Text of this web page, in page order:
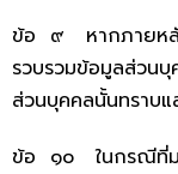
ข้อ ๙ หากภายหลัง
รวบรวมข้อมูลส่วนบุ
ส่วนบุคคลนั้นทราบ
ข้อ ๑๐ ในกรณีที่มห